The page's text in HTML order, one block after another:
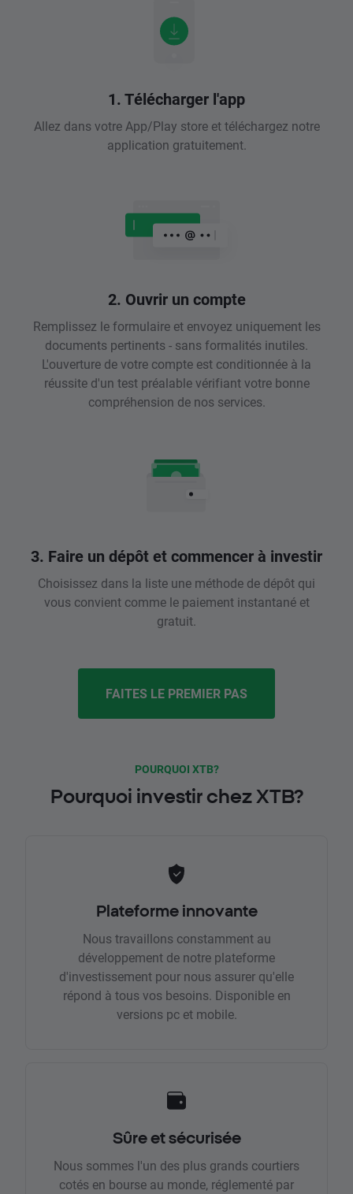
1. Télécharger l'app
Allez dans votre App/Play store et téléchargez notre
application gratuitement.
2. Ouvrir un compte
Remplissez le formulaire et envoyez uniquement les
documents pertinents - sans formalités inutiles.
L'ouverture de votre compte est conditionnée à la
réussite d'un test préalable vérifiant votre bonne
compréhension de nos services.
3. Faire un dépôt et commencer à investir
Choisissez dans la liste une méthode de dépôt qui
vous convient comme le paiement instantané et
gratuit.
FAITES LE PREMIER PAS
POURQUOI XTB?
Pourquoi investir chez XTB?
Plateforme innovante
Nous travaillons constamment au
développement de notre plateforme
d'investissement pour nous assurer qu'elle
répond à tous vos besoins. Disponible en
versions pc et mobile.
Sûre et sécurisée
Nous sommes l'un des plus grands courtiers
cotés en bourse au monde, réglementé par